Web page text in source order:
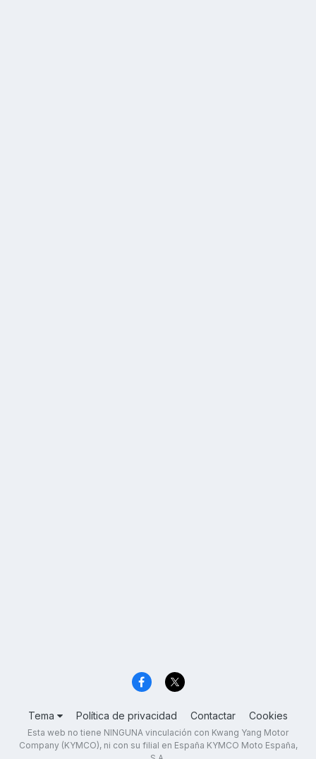
Tema Política de privacidad Contactar Cookies
Esta web no tiene NINGUNA vinculación con Kwang Yang Motor
Company (KYMCO), ni con su filial en España KYMCO Moto España,